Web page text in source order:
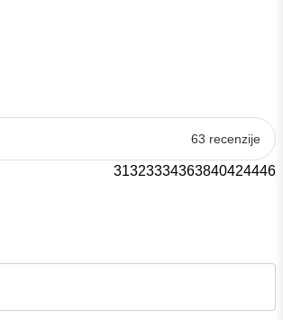
63 recenzije
31323334363840424446